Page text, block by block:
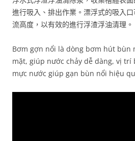
進行吸入、排出作業。漂浮式的吸入
流高度，以有效的進行浮渣浮油清理。
Bơm gợn nổi là dòng bơm hút bùn
mặt, giúp nước chảy dễ dàng, vị
mực nước giúp gạn bùn nổi hiệu